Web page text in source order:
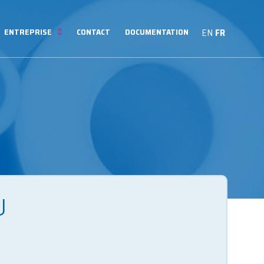
ENTREPRISE CONTACT DOCUMENTATION EN FR